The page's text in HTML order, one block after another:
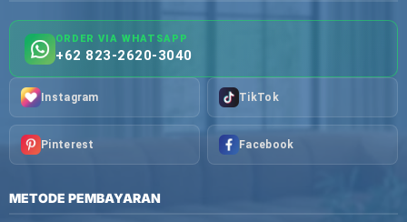
ORDER VIA WHATSAPP
+62 823-2620-3040
Instagram TikTok
Pinterest Facebook
METODE PEMBAYARAN